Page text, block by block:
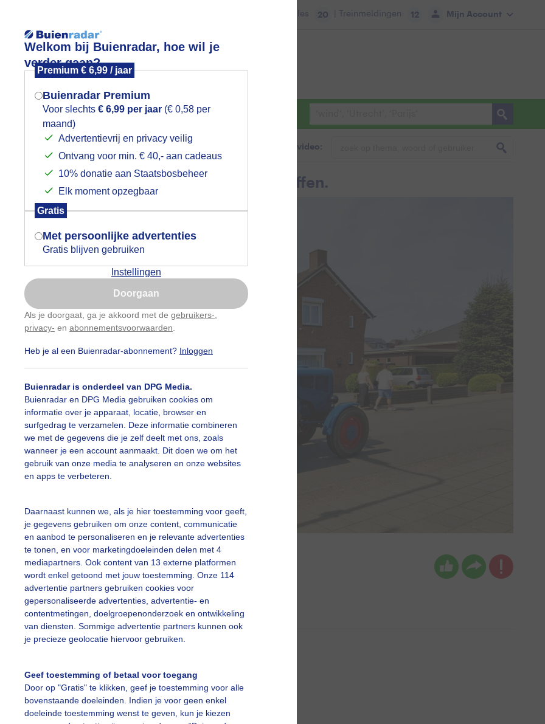
Welkom bij Buienradar, hoe wil je
verder gaan?
Premium € 6,99 / jaar
Buienradar Premium
Voor slechts € 6,99 per jaar (€ 0,58 per
maand)
Advertentievrij en privacy veilig
Ontvang voor min. € 40,- aan cadeaus
10% donatie aan Staatsbosbeheer
Elk moment opzegbaar
Gratis
Met persoonlijke advertenties
Gratis blijven gebruiken
Instellingen
Doorgaan
Als je doorgaat, ga je akkoord met de gebruikers-
privacy- en abonnementsvoorwaarden
Heb je al een Buienradar-abonnement? Inloggen
Buienradar is onderdeel van DPG Media.
Buienradar en DPG Media gebruiken cookies om
informatie over je apparaat, locatie, browser en
surfgedrag te verzamelen. Deze informatie combineren
we met de gegevens die je zelf deelt met ons, zoals
wanneer je een account aanmaakt. Dit doen we om het
gebruik van onze media te analyseren en onze websites
en apps te verbeteren.
Daarnaast kunnen we, als je hier toestemming voor geeft,
je gegevens gebruiken om onze content, communicatie
en aanbod te personaliseren en je relevante advertenties
te tonen, en voor marketingdoeleinden delen met 4
mediapartners. Ook content van 13 externe platformen
wordt enkel getoond met jouw toestemming. Onze 114
advertentie partners gebruiken cookies voor
gepersonaliseerde advertenties, advertentie- en
contentmetingen, doelgroepenonderzoek en ontwikkeling
van diensten. Sommige advertentie partners kunnen ook
je precieze geolocatie hiervoor gebruiken.
Geef toestemming of betaal voor toegang
Door op "Gratis" te klikken, geef je toestemming voor alle
bovenstaande doeleinden. Indien je voor geen enkel
doeleinde toestemming wenst te geven, kun je kiezen
Mijn Account
Files 20 | Treinmeldingen 12
Foto en video Weerzine
Zoeken in foto & video:
weg naar huis , was bij het Oldtimer treffen.
zonnige middag
Roos Vaessen Gemaakt: 10-05-2026, 17x bekeken
Zon Wolken
Mogen we je locatie gebruiken voor
het weer?
Indien je hier nog geen akkoord op hebt
gegeven, verschijnt er zo een pop-up uit
je browser waarin deze toestemming
gevraagd wordt.
Is goed, toon de popup
Nu niet, misschien later
Gebruik je Safari en wil je niet elke dag deze pop-up
Klikhierom dit aan te passen